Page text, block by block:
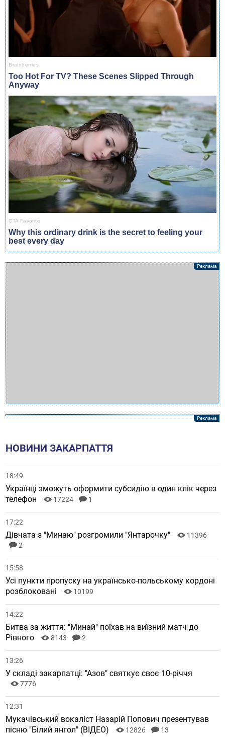
НОВИНИ ЗАКАРПАТТЯ
18:49
Українці зможуть оформити субсидію в один клік через
телефон
17224 1
17:22
Дівчата з "Минаю" розгромили "Янтарочку"
11396
2
15:58
Усі пункти пропуску на українсько-польському кордоні
розблоковані
10199
14:22
Битва за життя: "Минай" поїхав на виїзний матч до
Рівного
8143 2
13:26
У складі закарпатці: "Азов" святкує своє 10-річчя
7776
12:31
Мукачівський вокаліст Назарій Попович презентував
пісню "Білий янгол" (ВІДЕО)
12826 13